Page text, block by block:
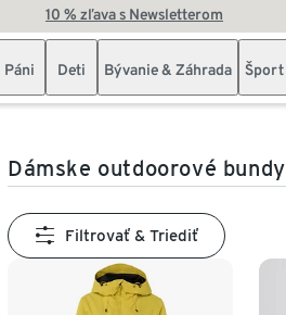
10 % zľava s Newsletterom
Páni Deti Bývanie & Záhrada Šport
Dámske outdoorové bundy
Filtrovať & Triediť